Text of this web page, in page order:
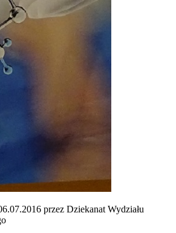
przez Dziekanat Wydziału